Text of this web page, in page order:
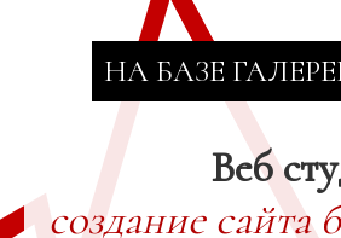
НА БАЗЕ
Веб
создание сайта